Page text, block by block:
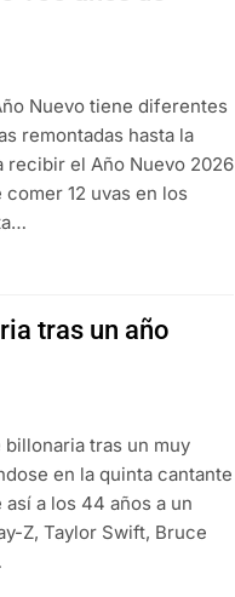
Nuevo tiene diferentes
remontadas hasta la
recibir el Año Nuevo 2026
12 uvas en los
tras un año
tras un muy
en la quinta cantante
a los 44 años a un
Z, Taylor Swift, Bruce